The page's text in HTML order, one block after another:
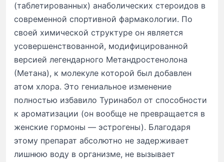
(таблетированных) анаболических стероидов в
современной спортивной фармакологии. По
своей химической структуре он является
усовершенствованной, модифицированной
версией легендарного Метандростенолона
(Метана), к молекуле которой был добавлен
атом хлора. Это гениальное изменение
полностью избавило Туринабол от способности
к ароматизации (он вообще не превращается в
женские гормоны — эстрогены). Благодаря
этому препарат абсолютно не задерживает
лишнюю воду в организме, не вызывает